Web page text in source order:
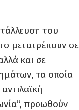
του
μετατρέπουν σε
και σε
τα οποία
προωθούν